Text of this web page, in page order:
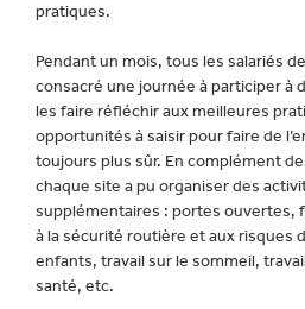
pratiques.
Pendant un mois, tous les salariés
consacré une journée à participer à
les faire réfléchir aux meilleures
opportunités à saisir pour faire de
toujours plus sûr. En complément
chaque site a pu organiser des
supplémentaires : portes ouvertes,
à la sécurité routière et aux risques
enfants, travail sur le sommeil,
santé, etc.